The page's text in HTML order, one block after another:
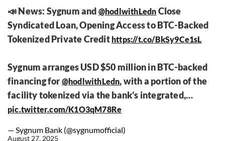
📣 News: Sygnum and @hodlwithLedn Close
Syndicated Loan, Opening Access to BTC-Backed
Tokenized Private Credit https://t.co/BkSy9Ce1sL
Sygnum arranges USD $50 million in BTC-backed
financing for@hodlwithLedn, with a portion of the
facility tokenized via the bank’s integrated,…
pic.twitter.com/K1O3qM78Re
— Sygnum Bank (@sygnumofficial)
August 27, 2025